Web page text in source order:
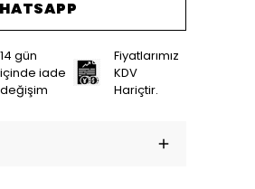
14 gün
içinde iade
değişim
Fiyatlarımız
KDV
Hariçtir.